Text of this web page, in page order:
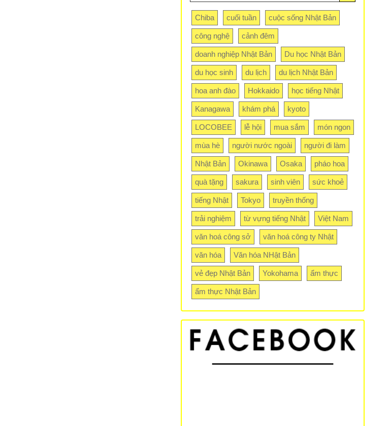
Chiba cuối tuần cuộc sống Nhật Bản
công nghệ cảnh đêm
doanh nghiệp Nhật Bản Du học Nhật Bản
du học sinh du lịch du lịch Nhật Bản
hoa anh đào Hokkaido học tiếng Nhật
Kanagawa khám phá kyoto
LOCOBEE lễ hội mua sắm món ngon
mùa hè người nước ngoài người đi làm
Nhật Bản Okinawa Osaka pháo hoa
quà tặng sakura sinh viên sức khoẻ
tiếng Nhật Tokyo truyền thống
trải nghiệm từ vựng tiếng Nhật Việt Nam
văn hoá công sở văn hoá công ty Nhật
văn hóa Văn hóa NHật Bản
vẻ đẹp Nhật Bản Yokohama ẩm thực
ẩm thực Nhật Bản